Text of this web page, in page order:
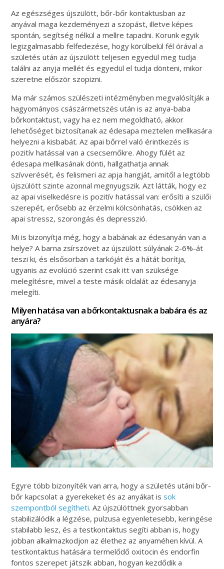
Az egészséges újszülött, bőr-bőr kontaktusban az
anyával maga kezdeményezi a szopást, illetve képes
spontán, segítség nélkül a mellre tapadni. Korunk egyik
legizgalmasabb felfedezése, hogy körülbelül fél órával a
születés után az újszülött teljesen egyedül meg tudja
találni az anyja mellét és egyedül el tudja dönteni, mikor
szeretne először szopizni.
Ma már számos szülészeti intézményben megvalósítják a
hagyományos császármetszés után is az anya-baba
bőrkontaktust, vagy ha ez nem megoldható, akkor
lehetőséget biztosítanak az édesapa meztelen mellkasára
helyezni a kisbabát. Az apai bőrrel való érintkezés is
pozitív hatással van a csecsemőkre. Ahogy fülét az
édesapa mellkasának dönti, hallgathatja annak
szívverését, és felismeri az apja hangját, amitől a legtöbb
újszülött szinte azonnal megnyugszik. Azt látták, hogy ez
az apai viselkedésre is pozitív hatással van: erősíti a szülői
szerepét, erősebb az érzelmi kölcsönhatás, csökken az
apai stressz, szorongás és depresszió.
Mi is bizonyítja még, hogy a babának az édesanyán van a
helye? A barna zsírszövet az újszülött súlyának 2-6%-át
teszi ki, és elsősorban a tarkóját és a hátát borítja,
ugyanis az evolúció szerint csak itt van szüksége
melegítésre, mivel a teste másik oldalát az édesanyja
melegíti.
Milyen hatása van a bőrkontaktusnak a babára és az
anyára?
Egyre több bizonyíték van arra, hogy a születés utáni bőr-
bőr kapcsolat a gyerekeket és az anyákat issok
szempontból segítheti. Az újszülöttnek gyorsabban
stabilizálódik a légzése, pulzusa egyenletesebb, keringése
stabilabb lesz, és a testkontaktus segíti abban is, hogy
jobban alkalmazkodjon az élethez az anyaméhen kívül. A
testkontaktus hatására termelődő oxitocin és endorfin
fontos szerepet játszik abban, hogyan kezdődik a